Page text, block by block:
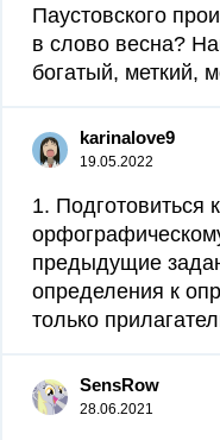
Паустовского
в слово весна?
богатый, меткий,
karinalove9
19.05.2022
1. Подготовиться
предыдущие
определения к
только
SensRow
28.06.2021